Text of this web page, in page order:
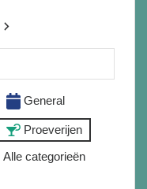
General
Proeverijen
Alle categorieën